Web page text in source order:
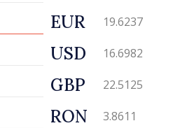
EUR 19.6237
USD 16.6982
GBP 22.5125
RON 3.8611